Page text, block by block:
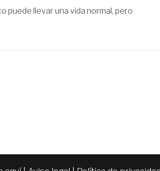
puede llevar una vida normal, pero